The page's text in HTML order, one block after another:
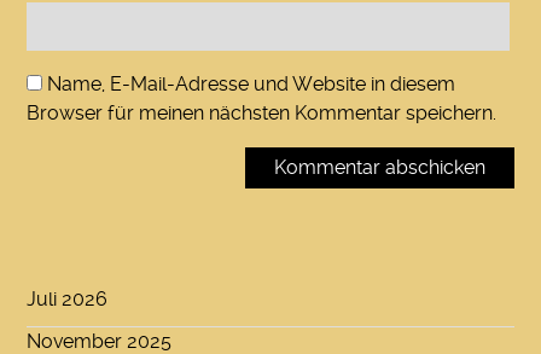
Name, E-Mail-Adresse und Website in diesem
Browser für meinen nächsten Kommentar speichern.
Juli 2026
November 2025